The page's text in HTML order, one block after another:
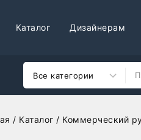
Каталог Дизайнерам
/ Каталог / Коммерческий